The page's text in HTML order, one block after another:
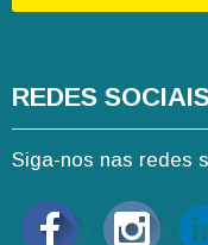
REDES
Siga-nos nas redes